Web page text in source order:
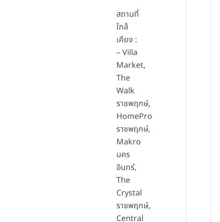
สถานที่
ใกล้
เคียง :
– Villa
Market,
The
Walk
ราชพฤกษ์,
HomePro
ราชพฤกษ์,
Makro
นคร
อินทร์,
The
Crystal
ราชพฤกษ์,
Central